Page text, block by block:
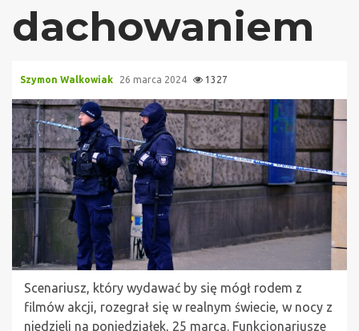
dachowaniem
Szymon Walkowiak 26 marca 2024 1327
Scenariusz, który wydawać by się mógł rodem z
filmów akcji, rozegrał się w realnym świecie, w nocy z
niedzieli na poniedziałek, 25 marca. Funkcjonariusze